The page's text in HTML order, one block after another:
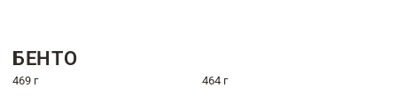
БЕНТО
469 г 464 г